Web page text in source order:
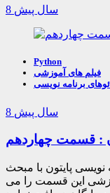
8 سال پیش
Python
فیلم های آموزشی
برنامه نویسی
8 سال پیش
: قسمت چهاردهم
پایتون با مبحث
این قسمت را می